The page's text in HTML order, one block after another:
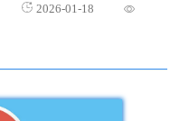
2026-01-18